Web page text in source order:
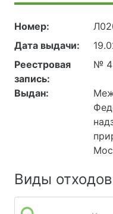
Номер:
Дата выдачи:
Реестровая
запись:
№
Выдан:
Виды отходов